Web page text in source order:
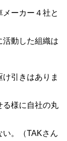
ーカー４社と
活動した組織は
引きはありま
る様に自社の丸
い。（TAKさん